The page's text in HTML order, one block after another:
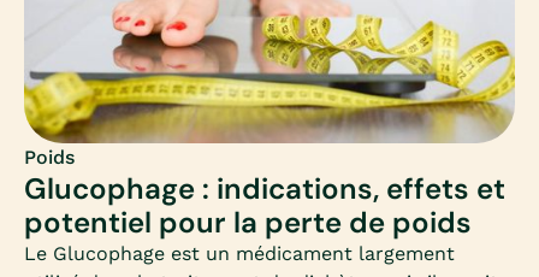
Poids
Glucophage : indications, effets et
potentiel pour la perte de poids
Le Glucophage est un médicament largement